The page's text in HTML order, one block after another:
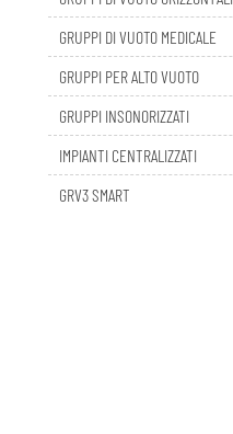
GRUPPI DI VUOTO MEDICALE
GRUPPI PER ALTO VUOTO
GRUPPI INSONORIZZATI
IMPIANTI CENTRALIZZATI
GRV3 SMART